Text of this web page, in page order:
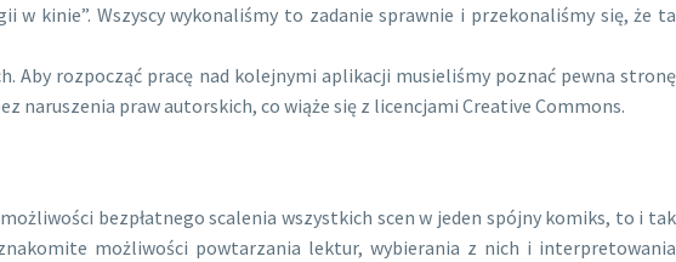
kinie”. Wszyscy wykonaliśmy to zadanie sprawnie i przekonaliśmy się, że ta
rozpocząć pracę nad kolejnymi aplikacji musieliśmy poznać pewna stronę
praw autorskich, co wiąże się z licencjami Creative Commons.
bezpłatnego scalenia wszystkich scen w jeden spójny komiks, to i tak
możliwości powtarzania lektur, wybierania z nich i interpretowania